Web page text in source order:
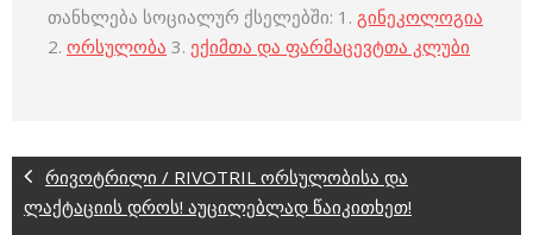
თანხლება სოციალურ ქსელებში: 1. გინეკოლოგია
2. ორსულობა 3. ექიმთა და ფარმაცევტთა კლუბი
რივოტრილი / RIVOTRIL ორსულობისა და
ლაქტაციის დროს! აუცილებლად წაიკითხეთ!